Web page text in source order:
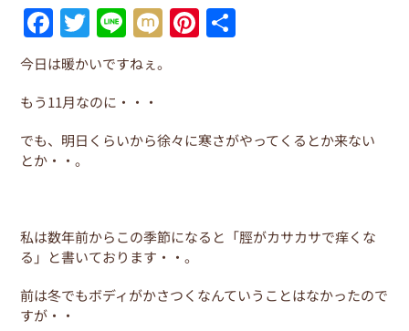
F
a
c
e
b
o
k
T
w
itt
er
Li
n
e
M
ix
Pi
nt
st
今日は暖かいですねぇ。
もう11月なのに・・・
でも、明日くらいから徐々に寒さがやってくるとか来ない
とか・・。
私は数年前からこの季節になると「脛がカサカサで痒くな
る」と書いております・・。
前は冬でもボディがかさつくなんていうことはなかったので
すが・・